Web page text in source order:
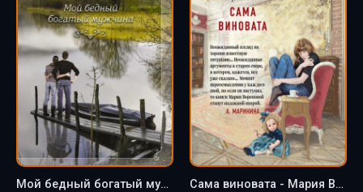
Мой бедный богатый мужчина - Мария Воронова Сама виновата - Мария Воронова